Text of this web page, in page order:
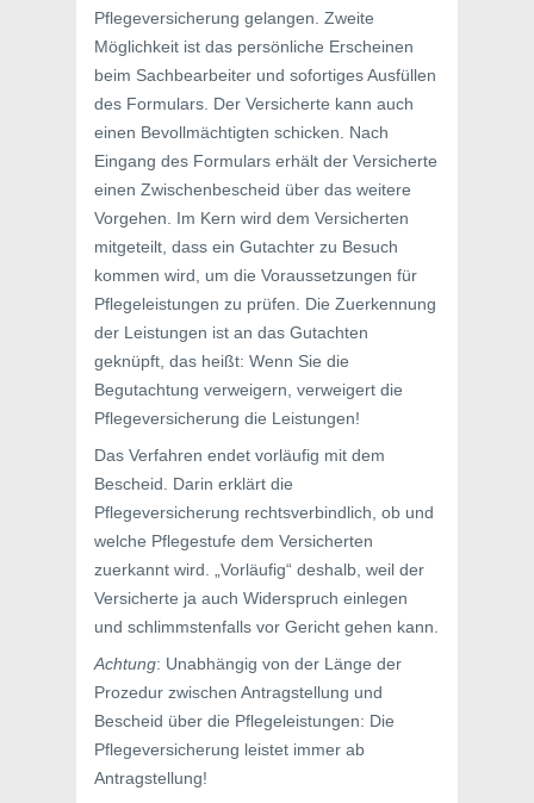
Pflegeversicherung gelangen. Zweite
Möglichkeit ist das persönliche Erscheinen
beim Sachbearbeiter und sofortiges Ausfüllen
des Formulars. Der Versicherte kann auch
einen Bevollmächtigten schicken. Nach
Eingang des Formulars erhält der Versicherte
einen Zwischenbescheid über das weitere
Vorgehen. Im Kern wird dem Versicherten
mitgeteilt, dass ein Gutachter zu Besuch
kommen wird, um die Voraussetzungen für
Pflegeleistungen zu prüfen. Die Zuerkennung
der Leistungen ist an das Gutachten
geknüpft, das heißt: Wenn Sie die
Begutachtung verweigern, verweigert die
Pflegeversicherung die Leistungen!
Das Verfahren endet vorläufig mit dem
Bescheid. Darin erklärt die
Pflegeversicherung rechtsverbindlich, ob und
welche Pflegestufe dem Versicherten
zuerkannt wird. „Vorläufig“ deshalb, weil der
Versicherte ja auch Widerspruch einlegen
und schlimmstenfalls vor Gericht gehen kann.
Achtung: Unabhängig von der Länge der
Prozedur zwischen Antragstellung und
Bescheid über die Pflegeleistungen: Die
Pflegeversicherung leistet immer ab
Antragstellung!